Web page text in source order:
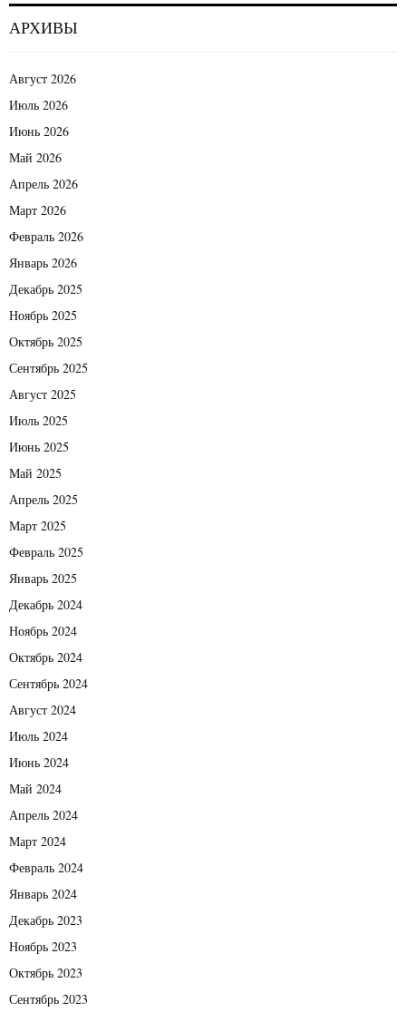
АРХИВЫ
Август 2026
Июль 2026
Июнь 2026
Май 2026
Апрель 2026
Март 2026
Февраль 2026
Январь 2026
Декабрь 2025
Ноябрь 2025
Октябрь 2025
Сентябрь 2025
Август 2025
Июль 2025
Июнь 2025
Май 2025
Апрель 2025
Март 2025
Февраль 2025
Январь 2025
Декабрь 2024
Ноябрь 2024
Октябрь 2024
Сентябрь 2024
Август 2024
Июль 2024
Июнь 2024
Май 2024
Апрель 2024
Март 2024
Февраль 2024
Январь 2024
Декабрь 2023
Ноябрь 2023
Октябрь 2023
Сентябрь 2023